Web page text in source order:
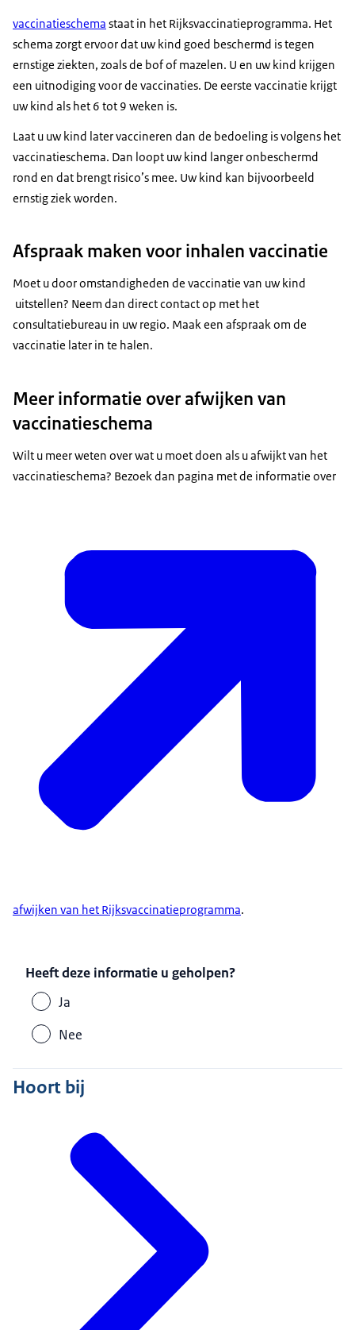
vaccinatieschema staat in het Rijksvaccinatieprogramma. Het
schema zorgt ervoor dat uw kind goed beschermd is tegen
ernstige ziekten, zoals de bof of mazelen. U en uw kind krijgen
een uitnodiging voor de vaccinaties. De eerste vaccinatie krijgt
uw kind als het 6 tot 9 weken is.
Laat u uw kind later vaccineren dan de bedoeling is volgens het
vaccinatieschema. Dan loopt uw kind langer onbeschermd
rond en dat brengt risico’s mee. Uw kind kan bijvoorbeeld
ernstig ziek worden.
Afspraak maken voor inhalen vaccinatie
Moet u door omstandigheden de vaccinatie van uw kind
uitstellen? Neem dan direct contact op met het
consultatiebureau in uw regio. Maak een afspraak om de
vaccinatie later in te halen.
Meer informatie over afwijken van
vaccinatieschema
Wilt u meer weten over wat u moet doen als u afwijkt van het
vaccinatieschema? Bezoek dan pagina met de informatie over
afwijken van het Rijksvaccinatieprogramma.
Heeft deze informatie u geholpen?
Ja
Nee
Hoort bij